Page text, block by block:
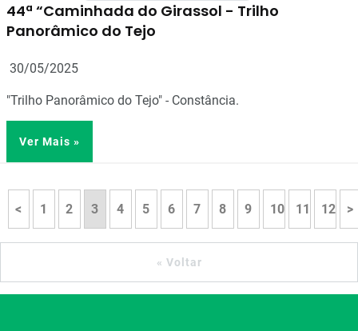
44ª “Caminhada do Girassol - Trilho
Panorâmico do Tejo
30/05/2025
"Trilho Panorâmico do Tejo" - Constância.
Ver Mais »
< 1 2 3 4 5 6 7 8 9 10 11 12 >
« Voltar